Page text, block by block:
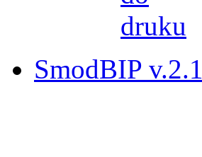
SmodBIP